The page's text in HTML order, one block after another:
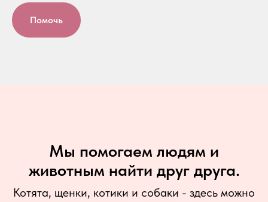
Помочь
Мы помогаем людям и
животным найти друг друга.
Котята, щенки, котики и собаки - здесь можно